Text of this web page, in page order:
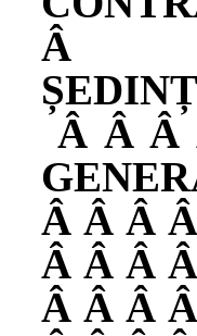
Â Â
Â Â Â
Â Â Â
Â Â Â